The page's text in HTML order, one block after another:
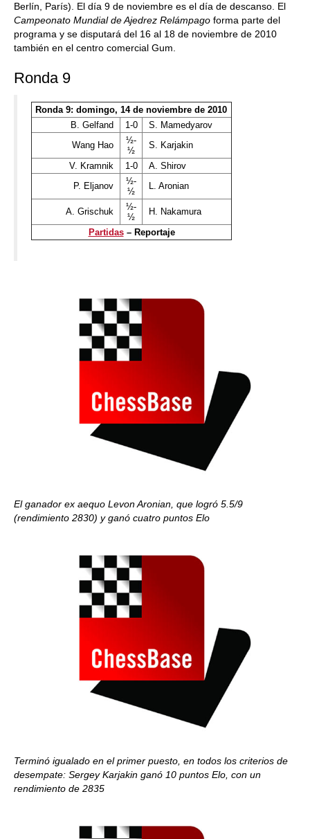
Berlín, París). El día 9 de noviembre es el día de descanso. El
Campeonato Mundial de Ajedrez Relámpago forma parte del
programa y se disputará del 16 al 18 de noviembre de 2010
también en el centro comercial Gum.
Ronda 9
Ronda 9: domingo, 14 de noviembre de 2010
B. Gelfand
1-0
S. Mamedyarov
Wang Hao
½-
½
S. Karjakin
V. Kramnik
1-0
A. Shirov
P. Eljanov
½-
½
L. Aronian
A. Grischuk
½-
½
H. Nakamura
Partidas– Reportaje
El ganador ex aequo Levon Aronian, que logró 5.5/9
(rendimiento 2830) y ganó cuatro puntos Elo
Terminó igualado en el primer puesto, en todos los criterios de
desempate: Sergey Karjakin ganó 10 puntos Elo, con un
rendimiento de 2835